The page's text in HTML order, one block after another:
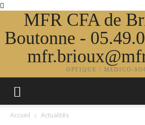
MFR CFA de
Boutonne -
OPTIQUE / MEDICO-
Accueil Actualités